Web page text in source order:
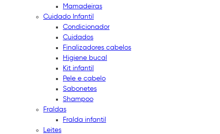
Mamadeiras
Cuidado Infantil
Condicionador
Cuidados
Finalizadores cabelos
Higiene bucal
Kit infantil
Pele e cabelo
Sabonetes
Shampoo
Fraldas
Fralda infantil
Leites